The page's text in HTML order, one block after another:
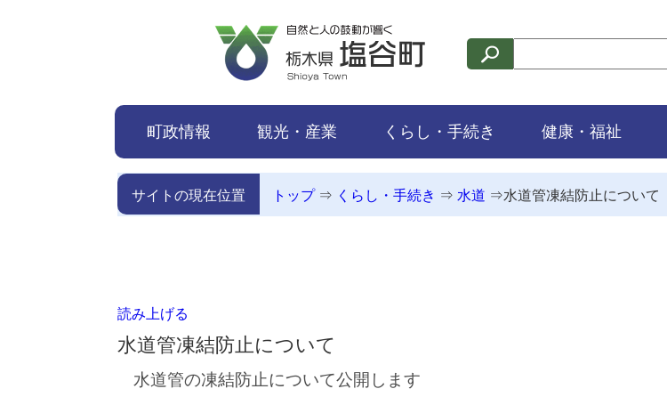
町政情報 観光・産業 くらし・手続き 健康・福祉
サイトの現在位置 トップ⇒ くらし・手続き ⇒ 水道 ⇒水道管凍結防止について
読み上げる
水道管凍結防止について
水道管の凍結防止について公開します